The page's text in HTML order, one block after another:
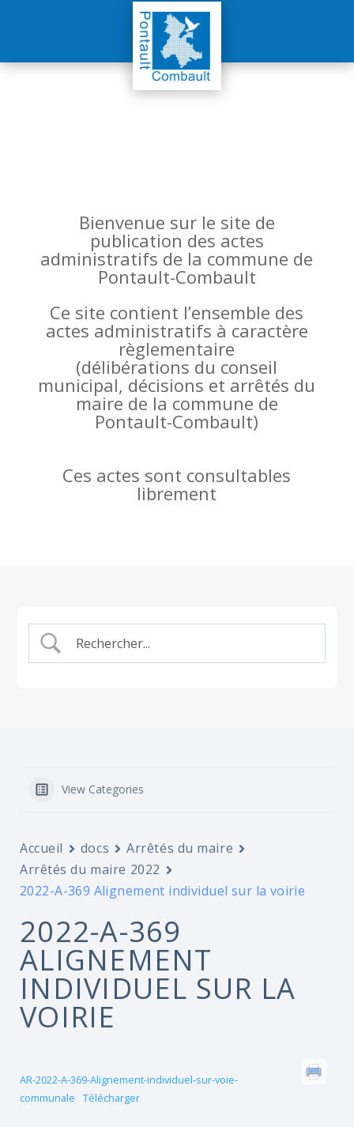
Bienvenue sur le site de
publication des actes
administratifs de la commune de
Pontault-Combault
Ce site contient l’ensemble des
actes administratifs à caractère
règlementaire
(délibérations du conseil
municipal, décisions et arrêtés du
maire de la commune de
Pontault-Combault)
Ces actes sont consultables
librement
View Categories
Accueil docs
Arrêtés du maire
Arrêtés du maire 2022
2022-A-369 Alignement individuel sur la voirie
2022-A-369
ALIGNEMENT
INDIVIDUEL SUR LA
VOIRIE
AR-2022-A-369-Alignement-individuel-sur-voie-
communale
Télécharger